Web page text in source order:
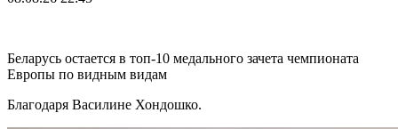
Беларусь остается в топ-10 медального зачета чемпионата
Европы по видным видам
Благодаря Василине Хондошко.